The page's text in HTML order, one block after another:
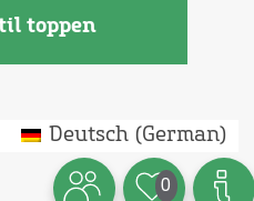
toppen
0
Deutsch(German)